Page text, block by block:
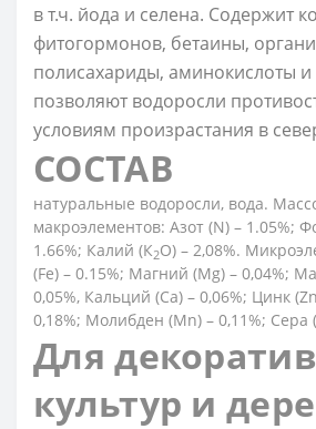
в т.ч. йода и селена. Содержит
фитогормонов, бетаины,
полисахариды, аминокислоты и
позволяют водоросли
условиям произрастания в
СОСТАВ
натуральные водоросли, вода.
макроэлементов: Азот (N) – 1.05%;
1.66%; Калий (К2О) – 2,08%.
(Fe) – 0.15%; Магний (Mg) – 0,04%;
0,05%, Кальций (Са) – 0,06%; Цинк
0,18%; Молибден (Mn) – 0,11%; Сера
Для
культур и